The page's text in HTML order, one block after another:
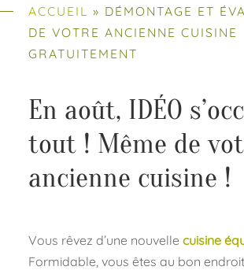
ACCUEIL » DÉMONTAGE ET
DE VOTRE ANCIENNE CUISINE
GRATUITEMENT
En août, IDÉO
tout ! Même de
ancienne cuisine !
Vous rêvez d’une nouvelle cuisine
Formidable, vous êtes au bon